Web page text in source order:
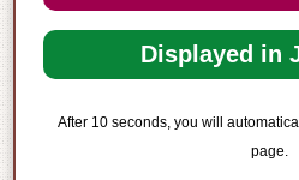
Displayed in
After 10 seconds, you will
page.
みどりの日 5
11日